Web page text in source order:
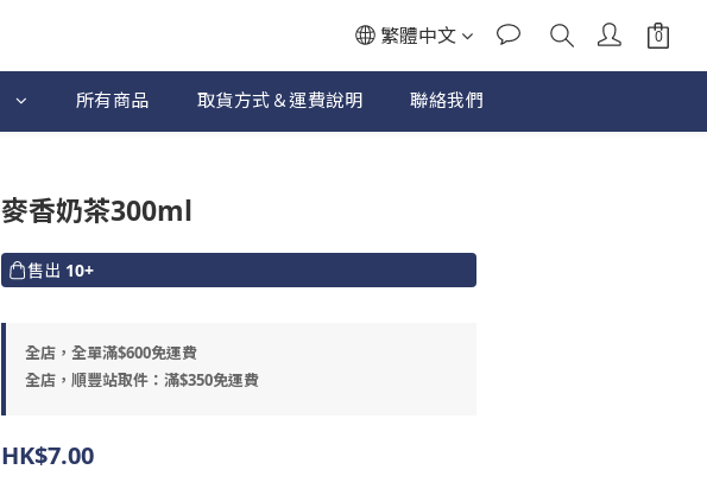
繁體中文
所有商品 取貨方式＆運費說明 聯絡我們
麥香奶茶300ml
售出 10+
全店，全單滿$600免運費
全店，順豐站取件：滿$350免運費
HK$7.00